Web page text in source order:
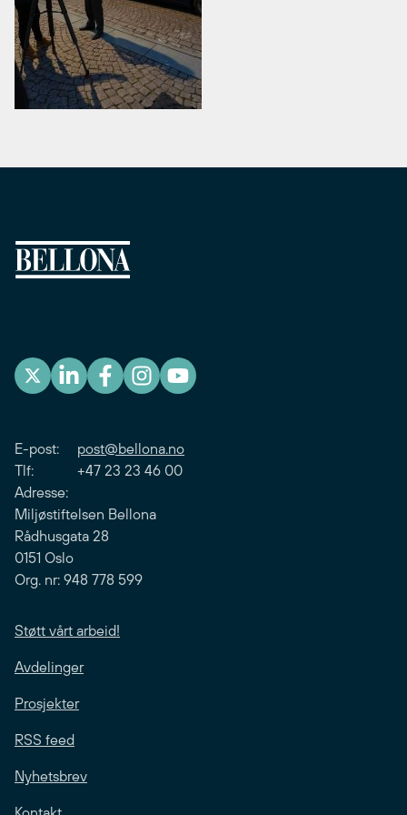
E-post: post@bellona.no
Tlf: +47 23 23 46 00
Adresse:
Miljøstiftelsen Bellona
Rådhusgata 28
0151 Oslo
Org. nr: 948 778 599
Støtt vårt arbeid!
Avdelinger
Prosjekter
RSS feed
Nyhetsbrev